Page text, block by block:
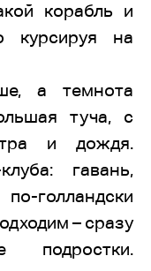
корабль и
курсируя на
а темнота
туча, с
и дождя.
гавань,
голландски
– сразу
подростки.